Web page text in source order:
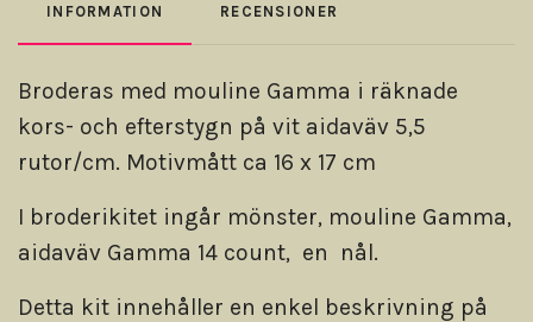
INFORMATION RECENSIONER
Broderas med mouline Gamma i räknade
kors- och efterstygn på vit aidaväv 5,5
rutor/cm. Motivmått ca 16 x 17 cm
I broderikitet ingår mönster, mouline Gamma,
aidaväv Gamma 14 count, en nål.
Detta kit innehåller en enkel beskrivning på